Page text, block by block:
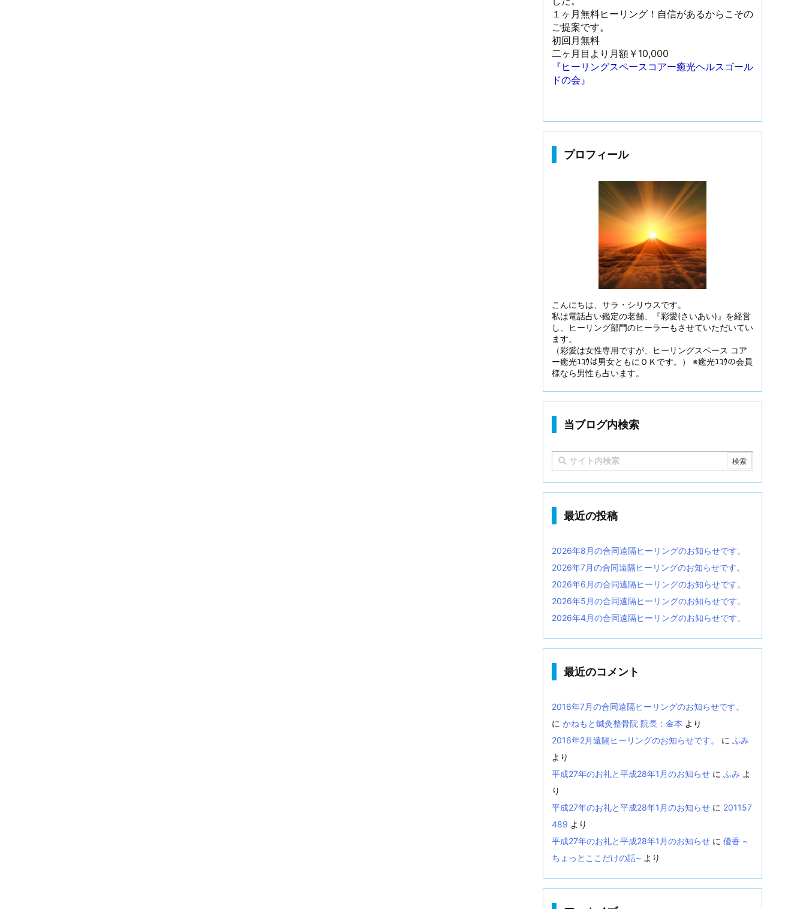
１ヶ月無料ヒーリング！自信があるからこその
ご提案です。
初回月無料
二ヶ月目より月額￥10,000
『ヒーリングスペースコアー癒光ヘルスゴール
ドの会』
プロフィール
こんにちは、サラ・シリウスです。
私は電話占い鑑定の老舗、『彩愛(さいあい)』を経営
し、ヒーリング部門のヒーラーもさせていただいてい
ます。
（彩愛は女性専用ですが、ヒーリングスペース コア
ー癒光ﾕｺｳは男女ともにＯＫです。） ※癒光ﾕｺｳの会員
様なら男性も占います。
当ブログ内検索
最近の投稿
2026年8月の合同遠隔ヒーリングのお知らせです。
2026年7月の合同遠隔ヒーリングのお知らせです。
2026年6月の合同遠隔ヒーリングのお知らせです。
2026年5月の合同遠隔ヒーリングのお知らせです。
2026年4月の合同遠隔ヒーリングのお知らせです。
最近のコメント
2016年7月の合同遠隔ヒーリングのお知らせです。
に かねもと鍼灸整骨院 院長：金本 より
2016年2月遠隔ヒーリングのお知らせです。
に ふみ
より
平成27年のお礼と平成28年1月のお知らせ に ふみ よ
り
平成27年のお礼と平成28年1月のお知らせ に 201157
489 より
平成27年のお礼と平成28年1月のお知らせ に 優香 ~
ちょっとここだけの話~ より